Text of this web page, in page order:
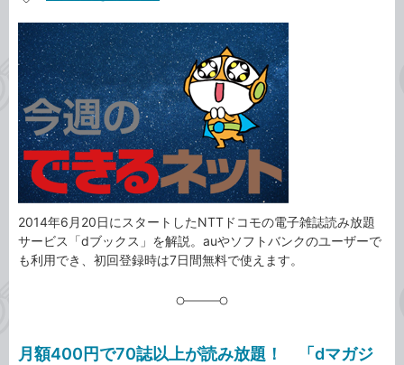
事
カ
テ
ゴ
リ
事
タ
グ
2014年6月20日にスタートしたNTTドコモの電子雑誌読み放題
サービス「dブックス」を解説。auやソフトバンクのユーザーで
も利用でき、初回登録時は7日間無料で使えます。
月額400円で70誌以上が読み放題！ 「dマガジ